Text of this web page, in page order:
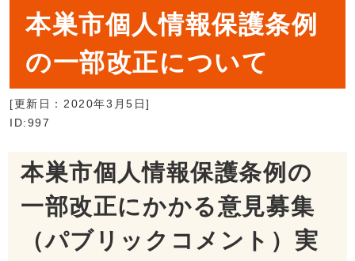
本巣市個人情報保護条例
の一部改正について
[更新日： 2020年3月5日]
ID:997
本巣市個人情報保護条例の
一部改正にかかる意見募集
（パブリックコメント）実